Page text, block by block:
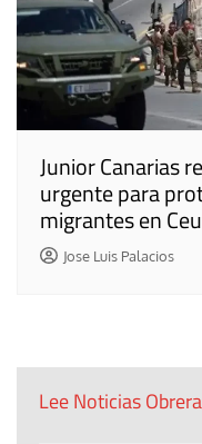
Junior Canarias
urgente para
migrantes en
Jose Luis Palacios
Lee Noticias